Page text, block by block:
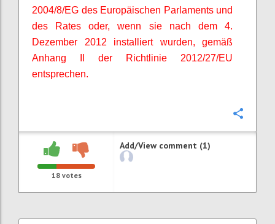
2004/8/EG des Europäischen Parlaments und
des Rates oder, wenn sie nach dem 4.
Dezember 2012 installiert wurden, gemäß
Anhang II der Richtlinie 2012/27/EU
entsprechen.
18votes
Add/View comment (1)